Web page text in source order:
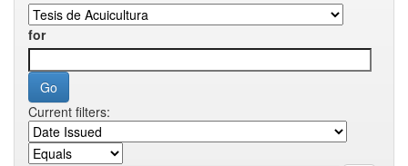
for
Current filters: